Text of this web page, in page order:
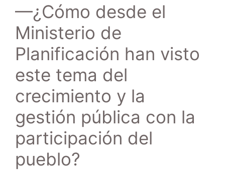
—¿Cómo desde el
Ministerio de
Planificación han visto
este tema del
crecimiento y la
gestión pública con la
participación del
pueblo?